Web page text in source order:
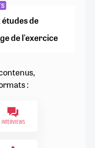
de
de l'exercice
:
INTERVIEWS